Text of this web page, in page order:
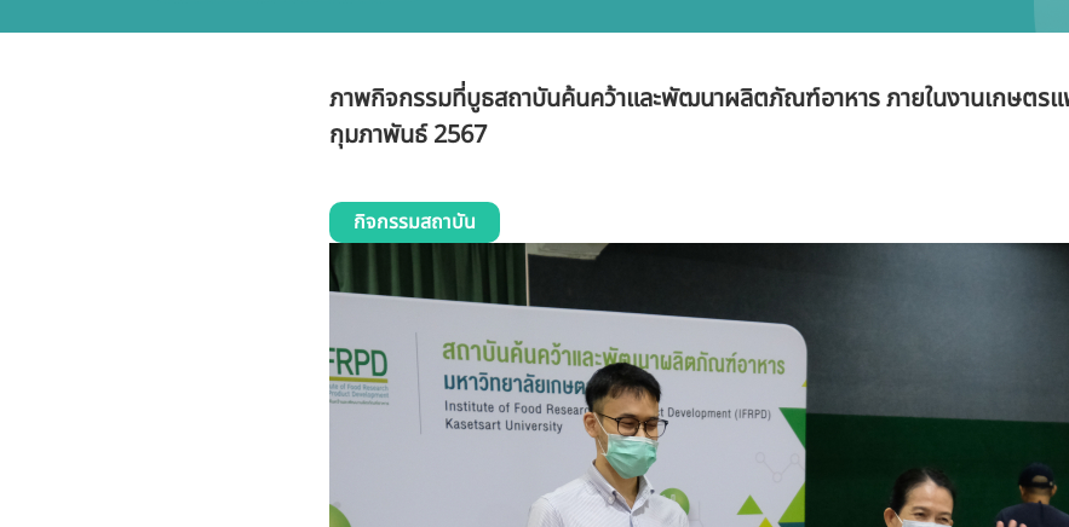
ภาพกิจกรรมที่บูธสถาบันค้นคว้าและพัฒนาผลิตภัณฑ์อาหาร ภายในงานเกษตร
กุมภาพันธ์ 2567
กิจกรรมสถาบัน